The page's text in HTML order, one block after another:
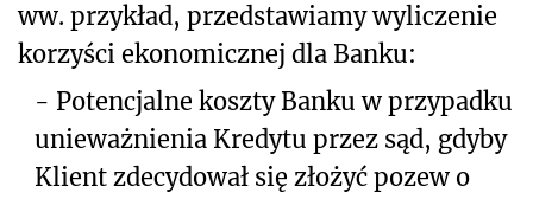
ww. przykład, przedstawiamy wyliczenie
korzyści ekonomicznej dla Banku:
- Potencjalne koszty Banku w przypadku
unieważnienia Kredytu przez sąd, gdyby
Klient zdecydował się złożyć pozew o